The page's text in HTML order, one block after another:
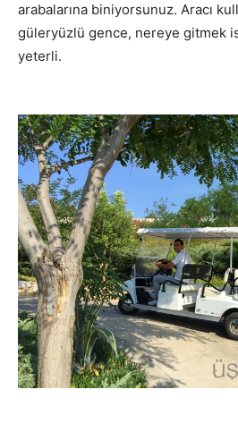
arabalarına biniyorsunuz. Aracı
güleryüzlü gence, nereye gitmek
yeterli.